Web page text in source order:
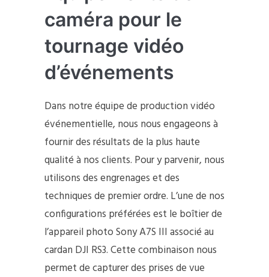
caméra pour le
tournage vidéo
d’événements
Dans notre équipe de production vidéo
événementielle, nous nous engageons à
fournir des résultats de la plus haute
qualité à nos clients. Pour y parvenir, nous
utilisons des engrenages et des
techniques de premier ordre. L’une de nos
configurations préférées est le boîtier de
l’appareil photo Sony A7S III associé au
cardan DJI RS3. Cette combinaison nous
permet de capturer des prises de vue